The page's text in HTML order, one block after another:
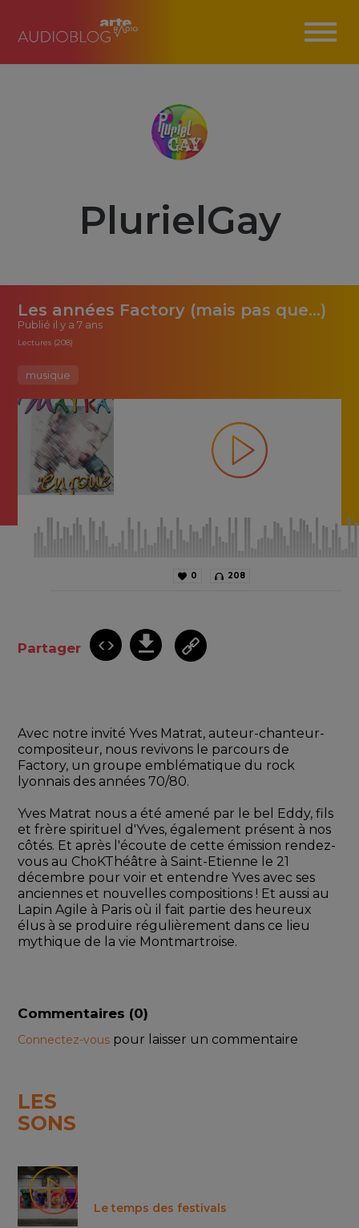
PlurielGay
Les années Factory (mais pas que...)
Publié il y a 7 ans
Lectures (208)
musique
0 208
Partager
Avec notre invité Yves Matrat, auteur-chanteur-
compositeur, nous revivons le parcours de
Factory, un groupe emblématique du rock
lyonnais des années 70/80.
Yves Matrat nous a été amené par le bel Eddy, fils
et frère spirituel d'Yves, également présent à nos
côtés. Et après l'écoute de cette émission rendez-
vous au ChoKThéâtre à Saint-Etienne le 21
décembre pour voir et entendre Yves avec ses
anciennes et nouvelles compositions ! Et aussi au
Lapin Agile à Paris où il fait partie des heureux
élus à se produire régulièrement dans ce lieu
mythique de la vie Montmartroise.
Commentaires (0)
Connectez-vous pour laisser un commentaire
LES
SONS
Le temps des festivals